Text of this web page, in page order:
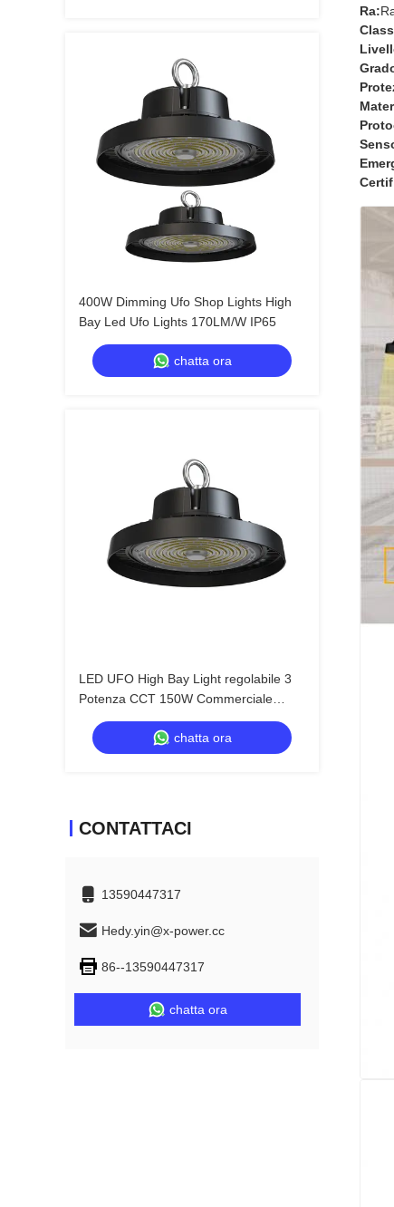
400W Dimming Ufo Shop Lights High
Bay Led Ufo Lights 170LM/W IP65
chatta ora
LED UFO High Bay Light regolabile 3
Potenza CCT 150W Commerciale
Dimmabile Per Garage Warehouse
chatta ora
CONTATTACI
13590447317
Hedy.yin@x-power.cc
86--13590447317
chatta ora
Ra: